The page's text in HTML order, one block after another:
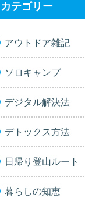
カテゴリー
アウトドア雑記
ソロキャンプ
デジタル解決法
デトックス方法
日帰り登山ルート
暮らしの知恵